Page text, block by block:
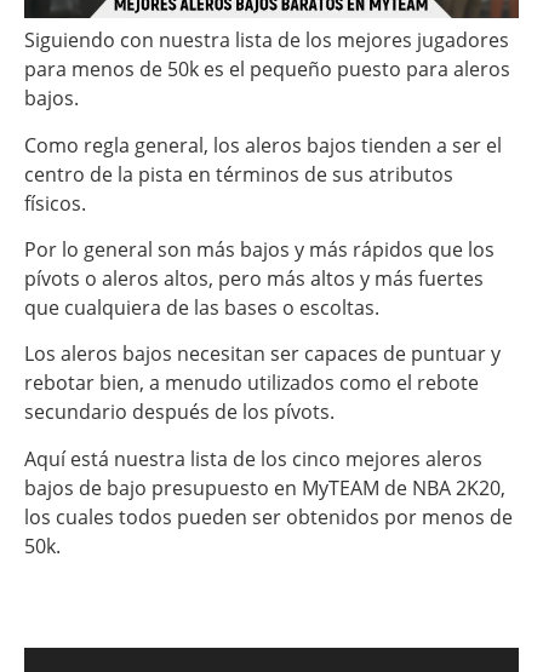
Siguiendo con nuestra lista de los mejores jugadores
para menos de 50k es el pequeño puesto para aleros
bajos.
Como regla general, los aleros bajos tienden a ser el
centro de la pista en términos de sus atributos
físicos.
Por lo general son más bajos y más rápidos que los
pívots o aleros altos, pero más altos y más fuertes
que cualquiera de las bases o escoltas.
Los aleros bajos necesitan ser capaces de puntuar y
rebotar bien, a menudo utilizados como el rebote
secundario después de los pívots.
Aquí está nuestra lista de los cinco mejores aleros
bajos de bajo presupuesto en MyTEAM de NBA 2K20,
los cuales todos pueden ser obtenidos por menos de
50k.